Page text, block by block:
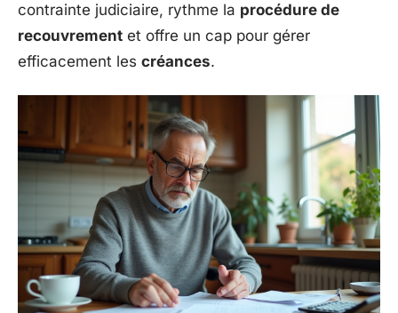
contrainte judiciaire, rythme la procédure de
recouvrement et offre un cap pour gérer
efficacement les créances.